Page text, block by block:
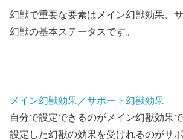
幻獣で重要な要素はメイン幻獣効果、
幻獣の基本ステータスです。
メイン幻獣効果／サポート幻獣効果
自分で設定できるのがメイン幻獣効果
設定した幻獣の効果を受けれるのがサ